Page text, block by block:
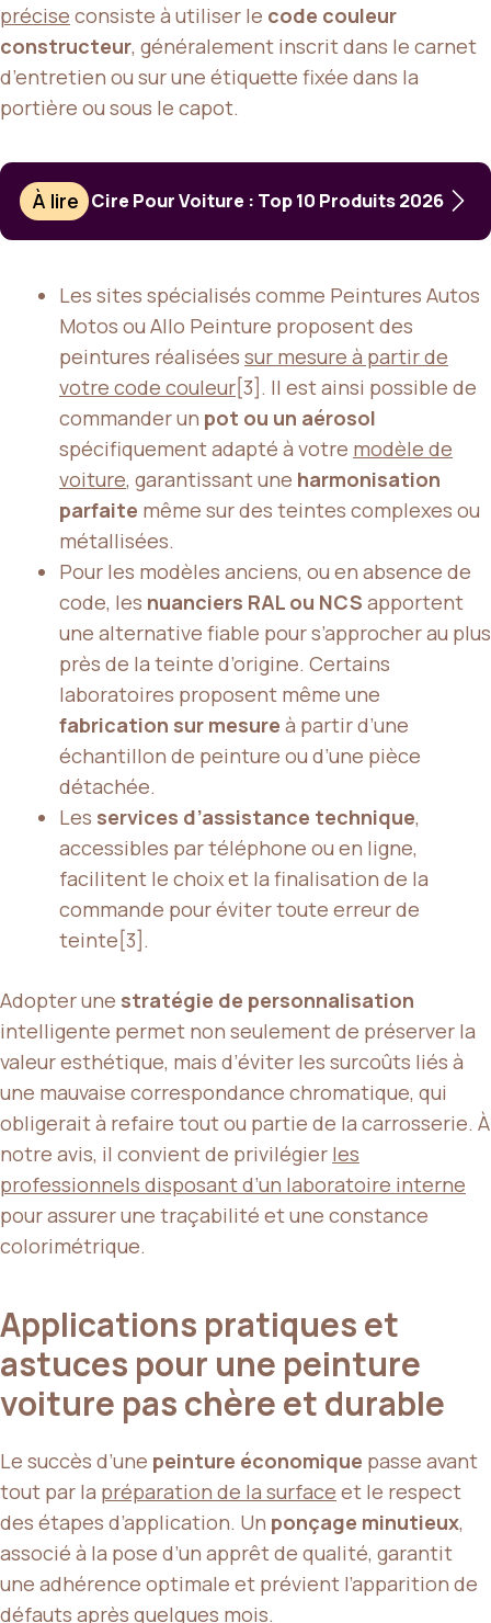
précise consiste à utiliser le code couleur
constructeur, généralement inscrit dans le carnet
d’entretien ou sur une étiquette fixée dans la
portière ou sous le capot.
À lire Cire Pour Voiture : Top 10 Produits 2026
Les sites spécialisés comme Peintures Autos
Motos ou Allo Peinture proposent des
peintures réalisées sur mesure à partir de
votre code couleur[3]. Il est ainsi possible de
commander un pot ou un aérosol
spécifiquement adapté à votre modèle de
voiture, garantissant une harmonisation
parfaite même sur des teintes complexes ou
métallisées.
Pour les modèles anciens, ou en absence de
code, les nuanciers RAL ou NCS apportent
une alternative fiable pour s’approcher au plus
près de la teinte d’origine. Certains
laboratoires proposent même une
fabrication sur mesure à partir d’une
échantillon de peinture ou d’une pièce
détachée.
Les services d’assistance technique,
accessibles par téléphone ou en ligne,
facilitent le choix et la finalisation de la
commande pour éviter toute erreur de
teinte[3].
Adopter une stratégie de personnalisation
intelligente permet non seulement de préserver la
valeur esthétique, mais d’éviter les surcoûts liés à
une mauvaise correspondance chromatique, qui
obligerait à refaire tout ou partie de la carrosserie. À
notre avis, il convient de privilégier les
professionnels disposant d’un laboratoire interne
pour assurer une traçabilité et une constance
colorimétrique.
Applications pratiques et
astuces pour une peinture
voiture pas chère et durable
Le succès d’une peinture économique passe avant
tout par la préparation de la surface et le respect
des étapes d’application. Un ponçage minutieux,
associé à la pose d’un apprêt de qualité, garantit
une adhérence optimale et prévient l’apparition de
défauts après quelques mois.